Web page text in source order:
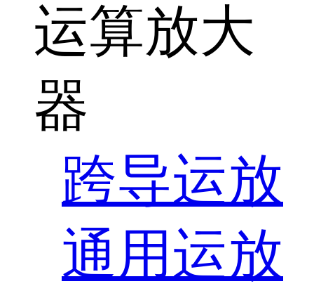
运算放大
器
跨导运放
通用运放